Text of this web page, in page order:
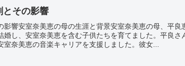
とその影響
影響安室奈美恵の母の生涯と背景安室奈美恵の母、平良
婚し、安室奈美恵を含む子供たちを育てました。平良さ
奈美恵の音楽キャリアを支援しました。彼女...